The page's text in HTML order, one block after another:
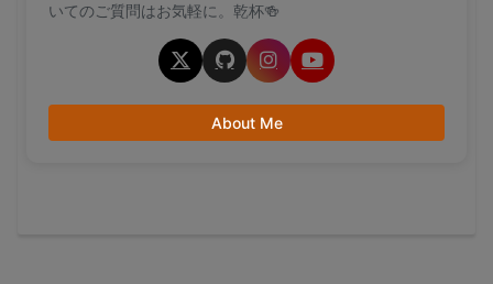
いてのご質問はお気軽に。乾杯🍻
About Me